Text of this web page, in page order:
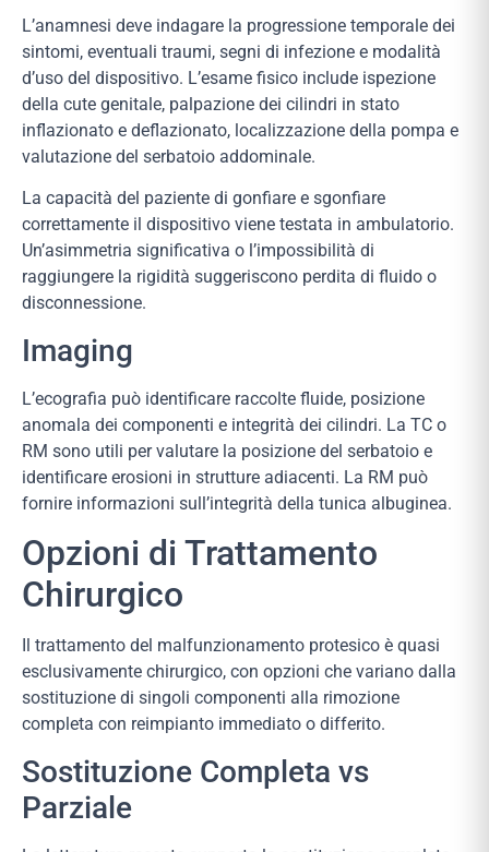
L’anamnesi deve indagare la progressione temporale dei
sintomi, eventuali traumi, segni di infezione e modalità
d’uso del dispositivo. L’esame fisico include ispezione
della cute genitale, palpazione dei cilindri in stato
inflazionato e deflazionato, localizzazione della pompa e
valutazione del serbatoio addominale.
La capacità del paziente di gonfiare e sgonfiare
correttamente il dispositivo viene testata in ambulatorio.
Un’asimmetria significativa o l’impossibilità di
raggiungere la rigidità suggeriscono perdita di fluido o
disconnessione.
Imaging
L’ecografia può identificare raccolte fluide, posizione
anomala dei componenti e integrità dei cilindri. La TC o
RM sono utili per valutare la posizione del serbatoio e
identificare erosioni in strutture adiacenti. La RM può
fornire informazioni sull’integrità della tunica albuginea.
Opzioni di Trattamento
Chirurgico
Il trattamento del malfunzionamento protesico è quasi
esclusivamente chirurgico, con opzioni che variano dalla
sostituzione di singoli componenti alla rimozione
completa con reimpianto immediato o differito.
Sostituzione Completa vs
Parziale